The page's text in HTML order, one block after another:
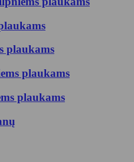
plaukams
plaukams
plaukams